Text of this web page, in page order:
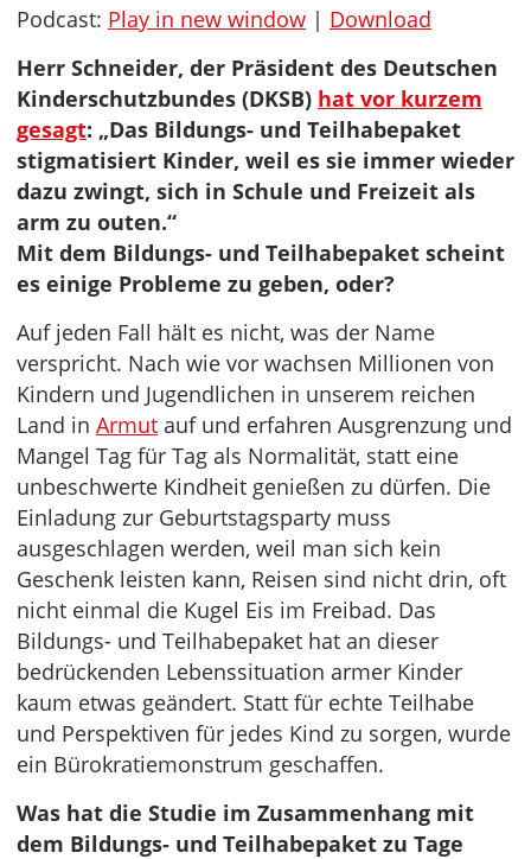
Podcast: Play in new window | Download
Herr Schneider, der Präsident des Deutschen
Kinderschutzbundes (DKSB) hat vor kurzem
gesagt: „Das Bildungs- und Teilhabepaket
stigmatisiert Kinder, weil es sie immer wieder
dazu zwingt, sich in Schule und Freizeit als
arm zu outen.“
Mit dem Bildungs- und Teilhabepaket scheint
es einige Probleme zu geben, oder?
Auf jeden Fall hält es nicht, was der Name
verspricht. Nach wie vor wachsen Millionen von
Kindern und Jugendlichen in unserem reichen
Land in Armut auf und erfahren Ausgrenzung und
Mangel Tag für Tag als Normalität, statt eine
unbeschwerte Kindheit genießen zu dürfen. Die
Einladung zur Geburtstagsparty muss
ausgeschlagen werden, weil man sich kein
Geschenk leisten kann, Reisen sind nicht drin, oft
nicht einmal die Kugel Eis im Freibad. Das
Bildungs- und Teilhabepaket hat an dieser
bedrückenden Lebenssituation armer Kinder
kaum etwas geändert. Statt für echte Teilhabe
und Perspektiven für jedes Kind zu sorgen, wurde
ein Bürokratiemonstrum geschaffen.
Was hat die Studie im Zusammenhang mit
dem Bildungs- und Teilhabepaket zu Tage